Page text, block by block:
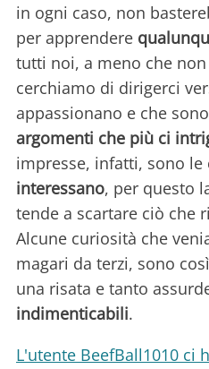
in ogni caso, non
per apprendere
tutti noi, a meno che
cerchiamo di dirigerci
appassionano e che
argomenti che più ci
impresse, infatti, sono le
interessano, per questo
tende a scartare ciò che
Alcune curiosità che
magari da terzi, sono
una risata e tanto
indimenticabili.
L'utente BeefBall1010 ci